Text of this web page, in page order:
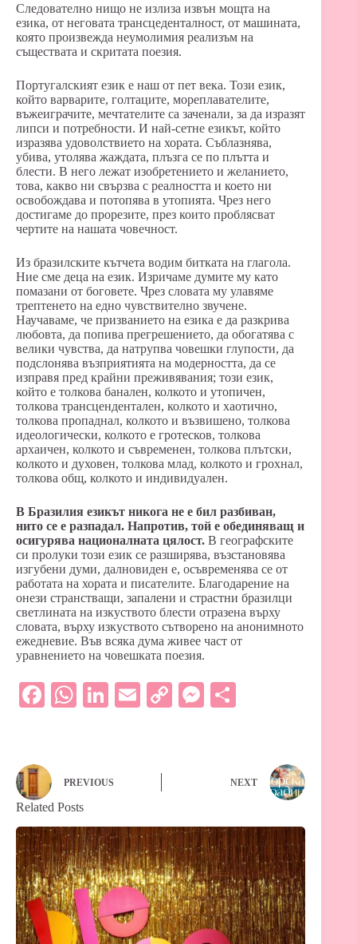
Следователно нищо не излиза извън мощта на
езика, от неговата трансцеденталност, от машината,
която произвежда неумолимия реализъм на
съществата и скритата поезия.
Португалският език е наш от пет века. Този език,
който варварите, голтаците, мореплавателите,
въжеиграчите, мечтателите са заченали, за да изразят
липси и потребности. И най-сетне езикът, който
изразява удоволствието на хората. Съблазнява,
убива, утолява жаждата, плъзга се по плътта и
блести. В него лежат изобретението и желанието,
това, какво ни свързва с реалността и което ни
освобождава и потопява в утопията. Чрез него
достигаме до прорезите, през които проблясват
чертите на нашата човечност.
Из бразилските кътчета водим битката на глагола.
Ние сме деца на език. Изричаме думите му като
помазани от боговете. Чрез словата му улавяме
трептенето на едно чувствително звучене.
Научаваме, че призванието на езика е да разкрива
любовта, да попива прегрешението, да обогатява с
велики чувства, да натрупва човешки глупости, да
подслонява възприятията на модерността, да се
изправя пред крайни преживявания; този език,
който е толкова банален, колкото и утопичен,
толкова трансцендентален, колкото и хаотично,
толкова пропаднал, колкото и възвишено, толкова
идеологически, колкото е гротесков, толкова
архаичен, колкото и съвременен, толкова плътски,
колкото и духовен, толкова млад, колкото и грохнал,
толкова общ, колкото и индивидуален.
В Бразилия езикът никога не е бил разбиван,
нито се е разпадал. Напротив, той е обединяващ и
осигурява националната цялост. В географските
си пролуки този език се разширява, възстановява
изгубени думи, далновиден е, осъвременява се от
работата на хората и писателите. Благодарение на
онези странстващи, запалени и страстни бразилци
светлината на изкуството блести отразена върху
словата, върху изкуството сътворено на анонимното
ежедневие. Във всяка дума живее част от
уравнението на човешката поезия.
Fa
ok
W
A
pp
Li
In
E
C
M
PREVIOUS NEXT
Related Posts